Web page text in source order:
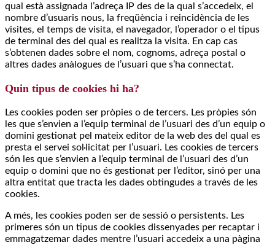
qual està assignada l’adreça IP des de la qual s’accedeix, el
nombre d’usuaris nous, la freqüència i reincidència de les
visites, el temps de visita, el navegador, l’operador o el tipus
de terminal des del qual es realitza la visita. En cap cas
s’obtenen dades sobre el nom, cognoms, adreça postal o
altres dades anàlogues de l’usuari que s’ha connectat.
Quin tipus de cookies hi ha?
Les cookies poden ser pròpies o de tercers. Les pròpies són
les que s’envien a l’equip terminal de l’usuari des d’un equip o
domini gestionat pel mateix editor de la web des del qual es
presta el servei sol·licitat per l’usuari. Les cookies de tercers
són les que s’envien a l’equip terminal de l’usuari des d’un
equip o domini que no és gestionat per l’editor, sinó per una
altra entitat que tracta les dades obtingudes a través de les
cookies.
A més, les cookies poden ser de sessió o persistents. Les
primeres són un tipus de cookies dissenyades per recaptar i
emmagatzemar dades mentre l’usuari accedeix a una pàgina